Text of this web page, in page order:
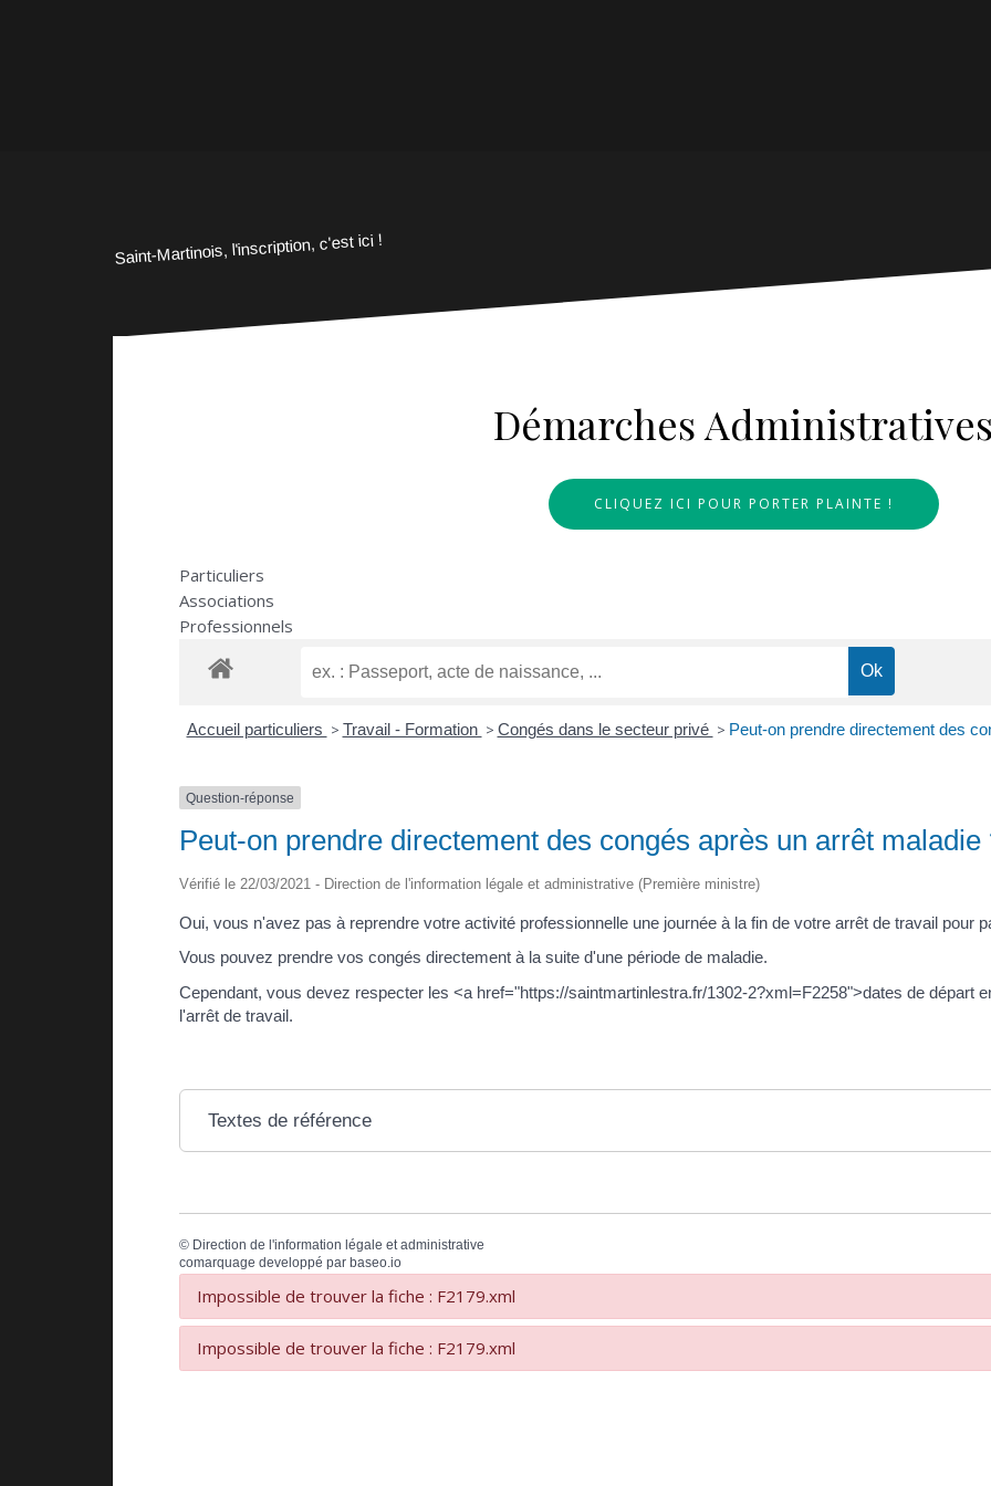
Saint-Martinois, l'inscription, c'est ici !
Démarches
CLIQUEZ ICI POUR PORTER PLAINTE !
Particuliers
Associations
Professionnels
Accueil particuliers > Travail - Formation > Congés dans le secteur privé > Peut-on prendre directement des
Question-réponse
Peut-on prendre directement des congés après un arrêt maladie
Vérifié le 22/03/2021 - Direction de l'information légale et administrative (Première ministre)
Oui, vous n'avez pas à reprendre votre activité professionnelle une journée à la fin de votre arrêt de travail pour
Vous pouvez prendre vos congés directement à la suite d'une période de maladie.
Cependant, vous devez respecter les <a href="https://saintmartinlestra.fr/1302-2?xml=F2258">dates de départ
l'arrêt de travail.
Textes de référence
© Direction de l'information légale et administrative
comarquage developpé par baseo.io
Impossible de trouver la fiche : F2179.xml
Impossible de trouver la fiche : F2179.xml